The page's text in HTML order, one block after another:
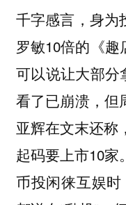
千字感言，身为
罗敏10倍的《
可以说让大部分
看了已崩溃，但
亚辉在文末还称
起码要上市10家
币投闲徕互娱